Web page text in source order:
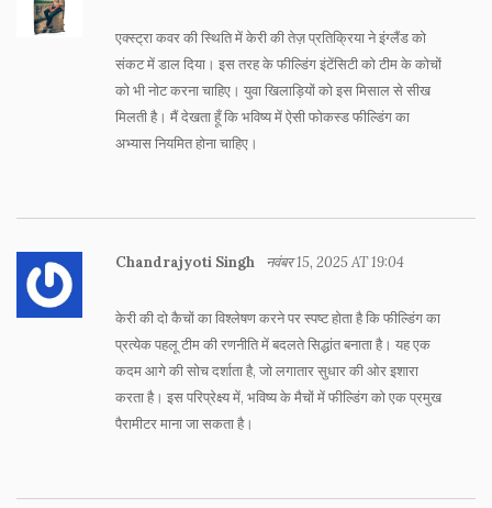
एक्स्ट्रा कवर की स्थिति में केरी की तेज़ प्रतिक्रिया ने इंग्लैंड को
संकट में डाल दिया। इस तरह के फील्डिंग इंटेंसिटी को टीम के कोचों
को भी नोट करना चाहिए। युवा खिलाड़ियों को इस मिसाल से सीख
मिलती है। मैं देखता हूँ कि भविष्य में ऐसी फोकस्ड फील्डिंग का
अभ्यास नियमित होना चाहिए।
Chandrajyoti Singh नवंबर 15, 2025 AT 19:04
केरी की दो कैचों का विश्लेषण करने पर स्पष्ट होता है कि फील्डिंग का
प्रत्येक पहलू टीम की रणनीति में बदलते सिद्धांत बनाता है। यह एक
कदम आगे की सोच दर्शाता है, जो लगातार सुधार की ओर इशारा
करता है। इस परिप्रेक्ष्य में, भविष्य के मैचों में फील्डिंग को एक प्रमुख
पैरामीटर माना जा सकता है।